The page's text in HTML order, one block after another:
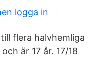
logga in
flera halvhemliga
är 17 år. 17/18